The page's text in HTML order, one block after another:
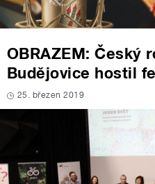
OBRAZEM: Český
Budějovice hostil
25. březen 2019